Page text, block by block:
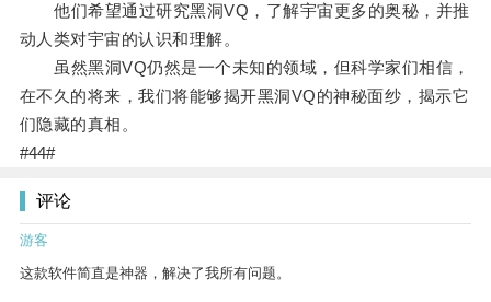
他们希望通过研究黑洞VQ，了解宇宙更多的奥秘，并推
动人类对宇宙的认识和理解。
虽然黑洞VQ仍然是一个未知的领域，但科学家们相信，
在不久的将来，我们将能够揭开黑洞VQ的神秘面纱，揭示它
们隐藏的真相。
#44#
评论
游客
这款软件简直是神器，解决了我所有问题。